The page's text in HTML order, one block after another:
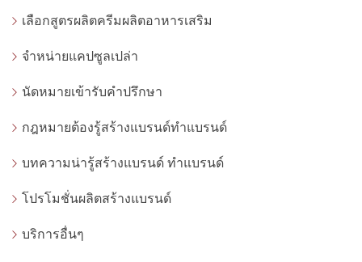
เลือกสูตรผลิตครีมผลิตอาหารเสริม
จำหน่ายแคปซูลเปล่า
นัดหมายเข้ารับคำปรึกษา
กฎหมายต้องรู้สร้างแบรนด์ทำแบรนด์
บทความน่ารู้สร้างแบรนด์ ทำแบรนด์
โปรโมชั่นผลิตสร้างแบรนด์
บริการอื่นๆ